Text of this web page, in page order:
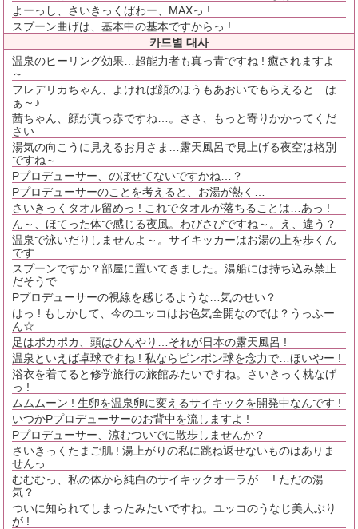
よーっし、さいきっくぱわー、MAXっ !
スプーン曲げは、基本中の基本ですからっ !
카드별 대사
温泉のヒーリング効果…超能力者も真っ青ですね ! 癒されますよ
～
フレデリカちゃん、よければ顔のほうもあおいでもらえると…は
ぁ～♪
茜ちゃん、顔が真っ赤ですね…。ささ、もっと寄りかかってくだ
さい
湯気の向こうに見えるお月さま…露天風呂で見上げる夜空は格別
ですね～
Pプロデューサー、のぼせてないですかね…？
Pプロデューサーのことを考えると、お湯が熱く…
さいきっくタオル留めっ ! これでタオルが落ちることは…あっ !
ん～、ほてった体で感じる夜風。わびさびですね～。え、違う？
温泉で泳いだりしませんよ～。サイキッカーはお湯の上を歩くん
です
スプーンですか？部屋に置いてきました。湯船には持ち込み禁止
だそうで
Pプロデューサーの視線を感じるような…気のせい？
はっ ! もしかして、今のユッコはお色気全開なのでは？うっふー
ん☆
足はポカポカ、頭はひんやり…それが日本の露天風呂 !
温泉といえば卓球ですね ! 私ならピンポン球を念力で…ほいやー !
浴衣を着てると修学旅行の旅館みたいですね。さいきっく枕なげ
っ !
ムムムーン ! 生卵を温泉卵に変えるサイキックを開発中なんです !
いつかPプロデューサーのお背中を流しますよ !
Pプロデューサー、涼むついでに散歩しませんか？
さいきっくたまご肌 ! 湯上がりの私に跳ね返せないものはありま
せんっ
むむむっ、私の体から純白のサイキックオーラが… ! ただの湯
気？
ついに知られてしまったみたいですね。ユッコのうなじ美人ぶり
が !